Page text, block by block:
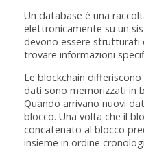
Un database è una
elettronicamente su un
devono essere strutturati
trovare informazioni
Le blockchain
dati sono memorizzati in
Quando arrivano nuovi
blocco. Una volta che il
concatenato al blocco
insieme in ordine